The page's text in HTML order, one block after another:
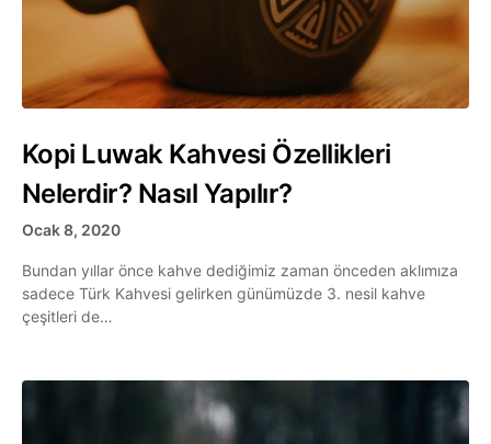
Kopi Luwak Kahvesi Özellikleri
Nelerdir? Nasıl Yapılır?
Ocak 8, 2020
Bundan yıllar önce kahve dediğimiz zaman önceden aklımıza
sadece Türk Kahvesi gelirken günümüzde 3. nesil kahve
çeşitleri de…